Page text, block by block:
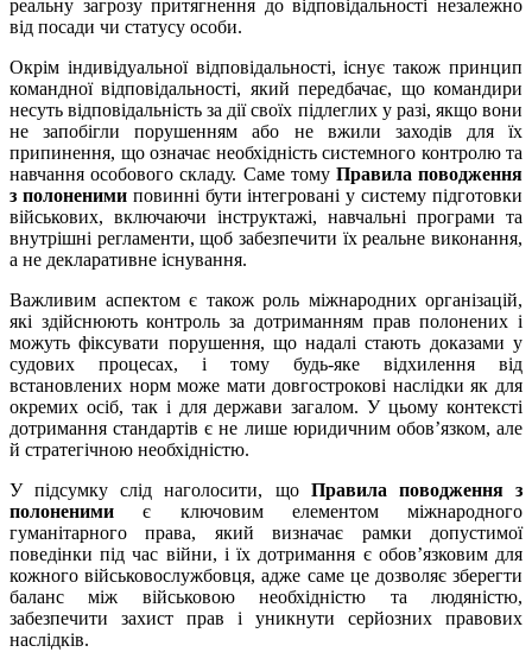
реальну загрозу притягнення до відповідальності незалежно
від посади чи статусу особи.
Окрім індивідуальної відповідальності, існує також принцип
командної відповідальності, який передбачає, що командири
несуть відповідальність за дії своїх підлеглих у разі, якщо вони
не запобігли порушенням або не вжили заходів для їх
припинення, що означає необхідність системного контролю та
навчання особового складу. Саме тому Правила поводження
з полоненимиповинні бути інтегровані у систему підготовки
військових, включаючи інструктажі, навчальні програми та
внутрішні регламенти, щоб забезпечити їх реальне виконання,
а не декларативне існування.
Важливим аспектом є також роль міжнародних організацій,
які здійснюють контроль за дотриманням прав полонених і
можуть фіксувати порушення, що надалі стають доказами у
судових процесах, і тому будь-яке відхилення від
встановлених норм може мати довгострокові наслідки як для
окремих осіб, так і для держави загалом. У цьому контексті
дотримання стандартів є не лише юридичним обов’язком, але
й стратегічною необхідністю.
У підсумку слід наголосити, що Правила поводження з
полоненими є ключовим елементом міжнародного
гуманітарного права, який визначає рамки допустимої
поведінки під час війни, і їх дотримання є обов’язковим для
кожного військовослужбовця, адже саме це дозволяє зберегти
баланс між військовою необхідністю та людяністю,
забезпечити захист прав і уникнути серйозних правових
наслідків.